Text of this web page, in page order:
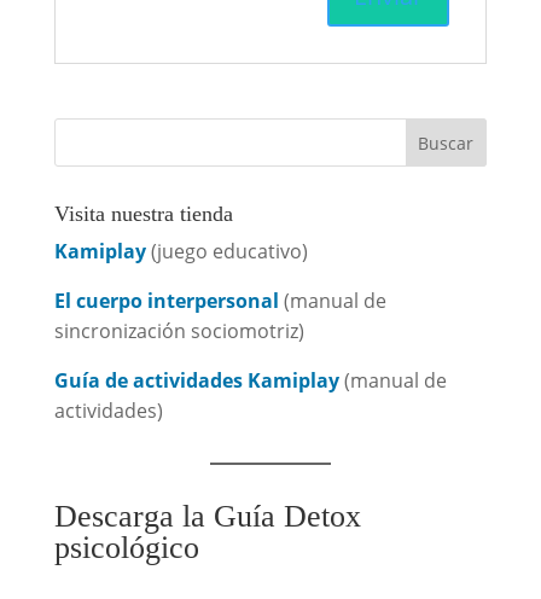
Visita nuestra tienda
Kamiplay(juego educativo)
El cuerpo interpersonal (manual de
sincronización sociomotriz)
Guía de actividades Kamiplay(manual de
actividades)
Descarga la Guía Detox
psicológico